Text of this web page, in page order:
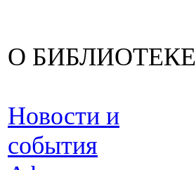
О БИБЛИОТЕКЕ
Новости и
события